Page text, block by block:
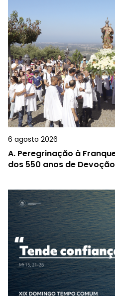
6 agosto 2026
A. Peregrinação à
dos 550 anos de